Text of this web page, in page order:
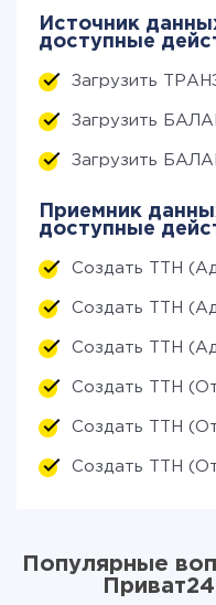
Источник
доступные
Загрузить
Загрузить
Загрузить
Приемник
доступные
Создать ТТН
Создать ТТН
Создать ТТН
Создать ТТН
Создать ТТН
Создать ТТН
Популярные